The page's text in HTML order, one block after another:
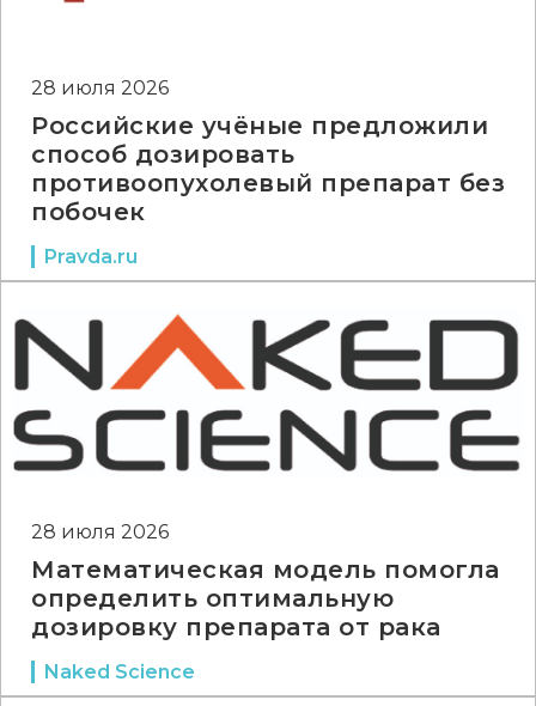
28 июля 2026
Российские учёные предложили
способ дозировать
противоопухолевый препарат без
побочек
Pravda.ru
28 июля 2026
Математическая модель помогла
определить оптимальную
дозировку препарата от рака
Naked Science